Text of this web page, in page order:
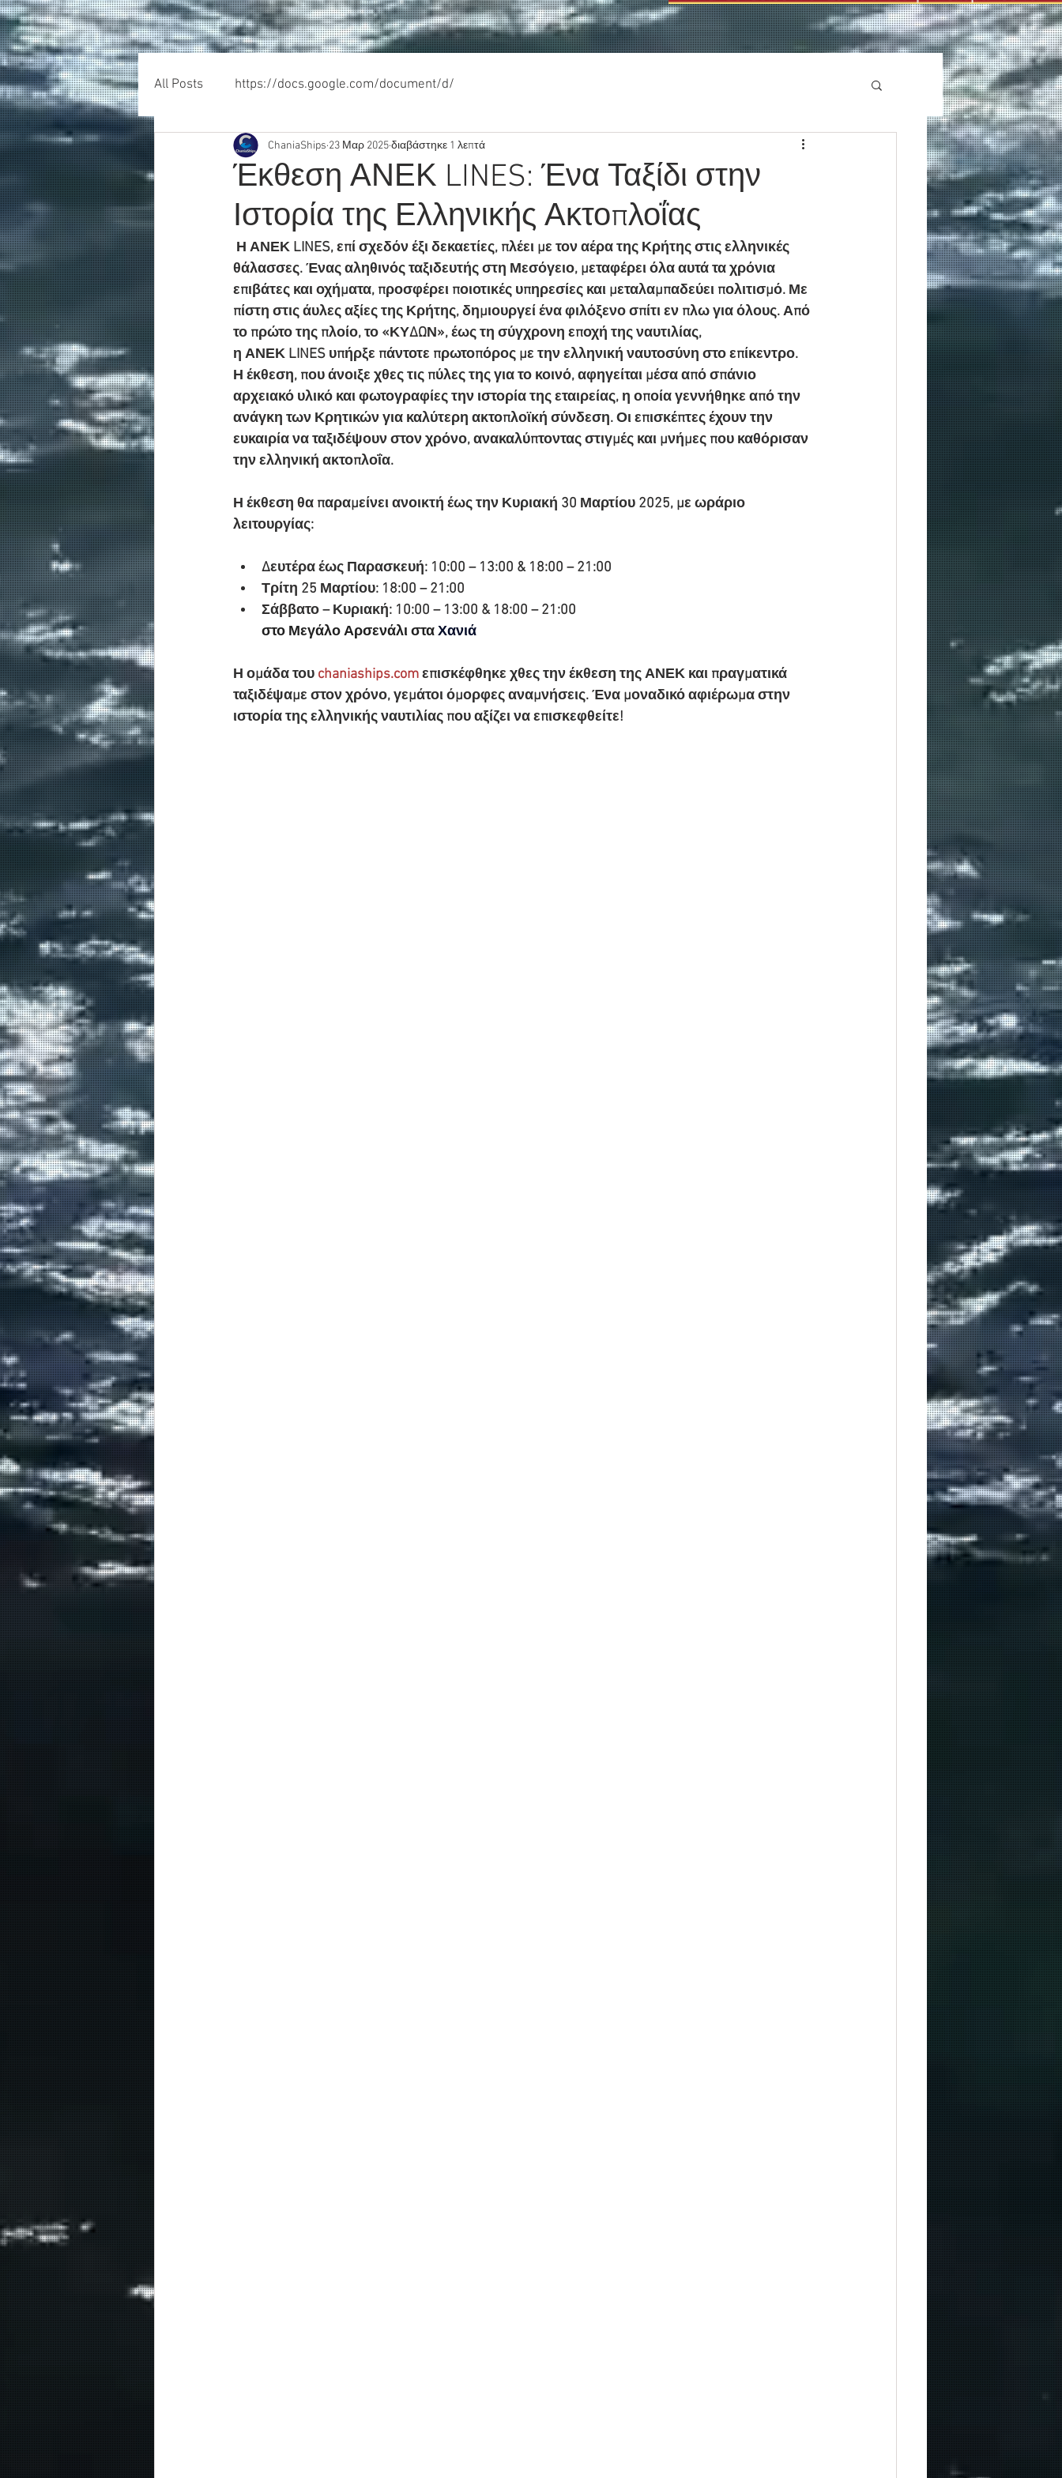
All Posts https://docs.google.com/document/d/
Έκθεση ΑΝΕΚ LINES: Ένα Ταξίδι στην
Ιστορία της Ελληνικής Ακτοπλοΐας
ChaniaShips 23 Μαρ 2025διαβάστηκε 1 λεπτά
Η ΑΝΕΚ LINES, επί σχεδόν έξι δεκαετίες, πλέει με τον αέρα της Κρήτης στις ελληνικές
θάλασσες. Ένας αληθινός ταξιδευτής στη Μεσόγειο, μεταφέρει όλα αυτά τα χρόνια
επιβάτες και οχήματα, προσφέρει ποιοτικές υπηρεσίες και μεταλαμπαδεύει πολιτισμό. Με
πίστη στις άυλες αξίες της Κρήτης, δημιουργεί ένα φιλόξενο σπίτι εν πλω για όλους. Από
το πρώτο της πλοίο, το «ΚΥΔΩΝ», έως τη σύγχρονη εποχή της ναυτιλίας,
η ΑΝΕΚ LINES υπήρξε πάντοτε πρωτοπόρος με την ελληνική ναυτοσύνη στο επίκεντρο.
Η έκθεση, που άνοιξε χθες τις πύλες της για το κοινό, αφηγείται μέσα από σπάνιο
αρχειακό υλικό και φωτογραφίες την ιστορία της εταιρείας, η οποία γεννήθηκε από την
ανάγκη των Κρητικών για καλύτερη ακτοπλοϊκή σύνδεση. Οι επισκέπτες έχουν την
ευκαιρία να ταξιδέψουν στον χρόνο, ανακαλύπτοντας στιγμές και μνήμες που καθόρισαν
την ελληνική ακτοπλοΐα.
Η έκθεση θα παραμείνει ανοικτή έως την Κυριακή 30 Μαρτίου 2025, με ωράριο
λειτουργίας:
Δευτέρα έως Παρασκευή: 10:00 – 13:00 & 18:00 – 21:00
Τρίτη 25 Μαρτίου: 18:00 – 21:00
Σάββατο – Κυριακή: 10:00 – 13:00 & 18:00 – 21:00
στο Μεγάλο Αρσενάλι στα Χανιά
Η ομάδα του chaniaships.com επισκέφθηκε χθες την έκθεση της ΑΝΕΚ και πραγματικά
ταξιδέψαμε στον χρόνο, γεμάτοι όμορφες αναμνήσεις. Ένα μοναδικό αφιέρωμα στην
ιστορία της ελληνικής ναυτιλίας που αξίζει να επισκεφθείτε!